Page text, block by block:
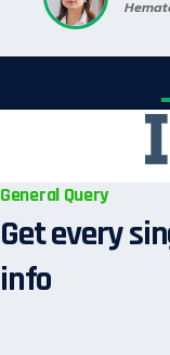
General Query
Get every
info